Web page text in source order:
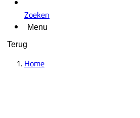
Zoeken
Menu
Terug
Home